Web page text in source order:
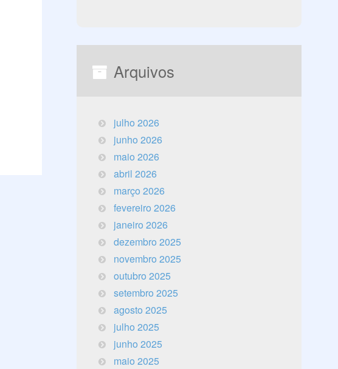
Arquivos
julho 2026
junho 2026
maio 2026
abril 2026
março 2026
fevereiro 2026
janeiro 2026
dezembro 2025
novembro 2025
outubro 2025
setembro 2025
agosto 2025
julho 2025
junho 2025
maio 2025